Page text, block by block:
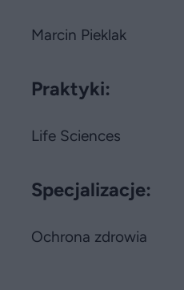
Marcin Pieklak
Praktyki:
Life Sciences
Specjalizacje:
Ochrona zdrowia